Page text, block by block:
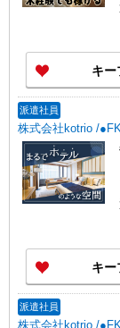
キー
派遣社員
株式会社kotrio /
キー
派遣社員
株式会社kotrio /